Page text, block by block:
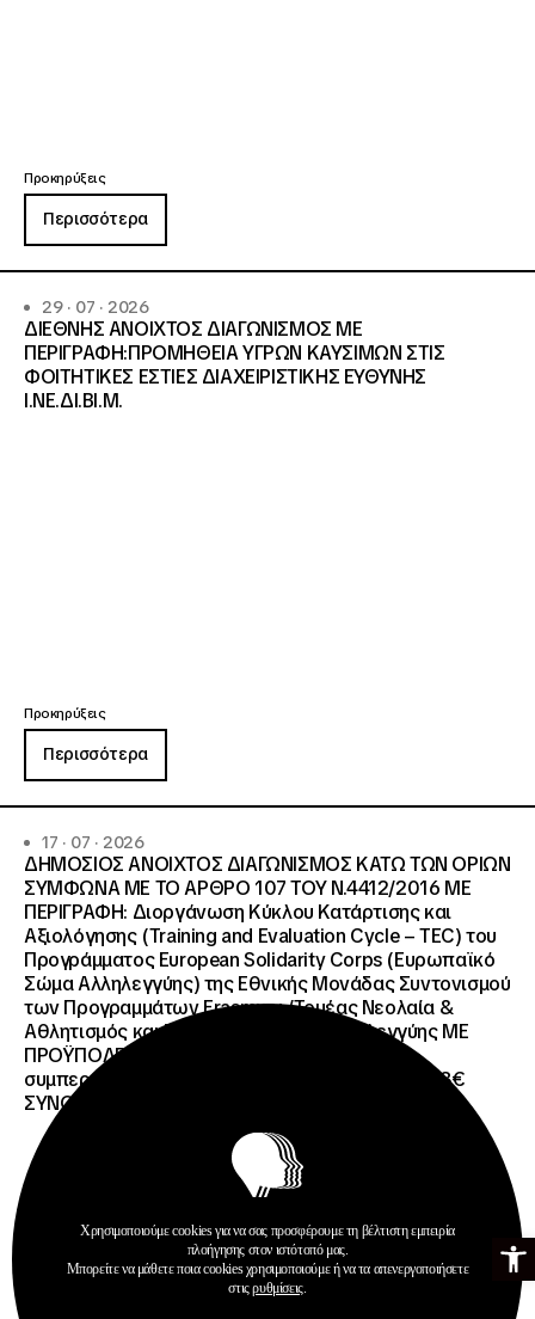
Ανοίξτε
Προκηρύξεις
Περισσότερα
29 · 07 · 2026
ΔΙΕΘΝΗΣ ΑΝΟΙΧΤΟΣ ΔΙΑΓΩΝΙΣΜΟΣ ΜΕ
ΠΕΡΙΓΡΑΦΗ:ΠΡΟΜΗΘΕΙΑ ΥΓΡΩΝ ΚΑΥΣΙΜΩΝ ΣΤΙΣ
ΦΟΙΤΗΤΙΚΕΣ ΕΣΤΙΕΣ ΔΙΑΧΕΙΡΙΣΤΙΚΗΣ ΕΥΘΥΝΗΣ
Ι.ΝΕ.ΔΙ.ΒΙ.Μ.
Προκηρύξεις
Περισσότερα
17 · 07 · 2026
ΔΗΜΟΣΙΟΣ ΑΝΟΙΧΤΟΣ ΔΙΑΓΩΝΙΣΜΟΣ ΚΑΤΩ ΤΩΝ ΟΡΙΩΝ
ΣΥΜΦΩΝΑ ΜΕ ΤΟ ΑΡΘΡΟ 107 ΤΟΥ Ν.4412/2016 ΜΕ
ΠΕΡΙΓΡΑΦΗ: Διοργάνωση Κύκλου Κατάρτισης και
Αξιολόγησης (Training and Evaluation Cycle – TEC) του
Προγράμματος European Solidarity Corps (Ευρωπαϊκό
Σώμα Αλληλεγγύης) της Εθνικής Μονάδας Συντονισμού
των Προγραμμάτων Erasmus+/Τομέας Νεολαία &
Αθλητισμός και Ευρωπαϊκό Σώμα Αλληλεγγύης ΜΕ
ΠΡΟΫΠΟΛΓΙΣΜΟ:258.064,52 € μη
συμπεριλαμβανομένου του Φ.Π.Α. ΦΠΑ 61.935,48€
ΣΥΝΟΛΙΚΗ ΑΞΙΑ 320.000,00 €.
Χρησιμοποιούμε cookies για να σας προσφέρουμε τη βέλτιστη εμπειρία
πλοήγησης στον ιστότοπό μας.
Μπορείτε να μάθετε ποια cookies χρησιμοποιούμε ή να τα απενεργοποιήσετε
στιςρυθμίσεις.